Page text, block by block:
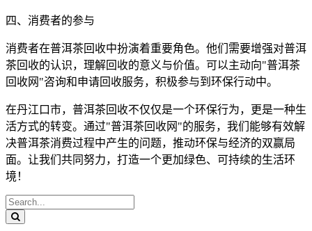
四、消费者的参与
消费者在普洱茶回收中扮演着重要角色。他们需要增强对普洱
茶回收的认识，理解回收的意义与价值。可以主动向"普洱茶
回收网"咨询和申请回收服务，积极参与到环保行动中。
在丹江口市，普洱茶回收不仅仅是一个环保行为，更是一种生
活方式的转变。通过"普洱茶回收网"的服务，我们能够有效解
决普洱茶消费过程中产生的问题，推动环保与经济的双赢局
面。让我们共同努力，打造一个更加绿色、可持续的生活环
境！